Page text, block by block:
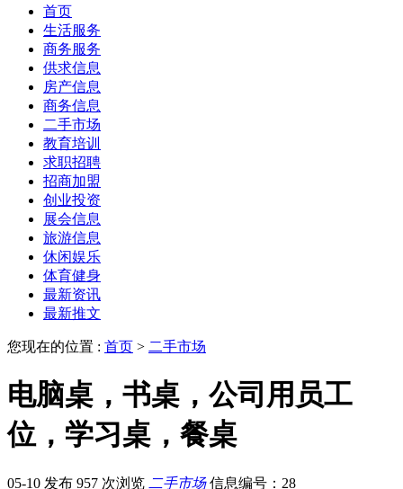
首页
生活服务
商务服务
供求信息
房产信息
商务信息
二手市场
教育培训
求职招聘
招商加盟
创业投资
展会信息
旅游信息
休闲娱乐
体育健身
最新资讯
最新推文
您现在的位置 : 首页 > 二手市场
电脑桌，书桌，公司用员工
位，学习桌，餐桌
05-10 发布 957 次浏览 二手市场 信息编号：28